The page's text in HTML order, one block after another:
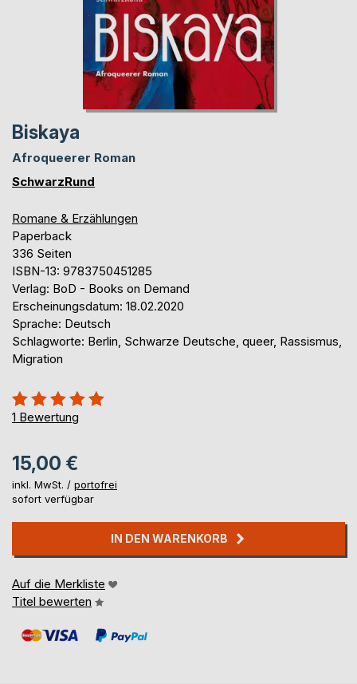
Biskaya
Afroqueerer Roman
SchwarzRund
Romane & Erzählungen
Paperback
336 Seiten
ISBN-13: 9783750451285
Verlag: BoD - Books on Demand
Erscheinungsdatum: 18.02.2020
Sprache: Deutsch
Schlagworte: Berlin, Schwarze Deutsche, queer, Rassismus,
Migration
Bewertung::
100%
1 Bewertung
15,00 €
inkl. MwSt. / portofrei
sofort verfügbar
IN DEN WARENKORB
Auf die Merkliste
Titel bewerten